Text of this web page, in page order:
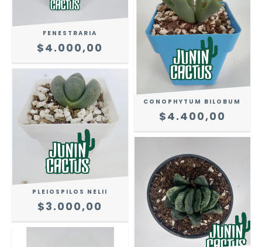
FENESTRARIA
$4.000,00
PLEIOSPILOS NELII
$3.000,00
CONOPHYTUM BILOBUM
$4.400,00